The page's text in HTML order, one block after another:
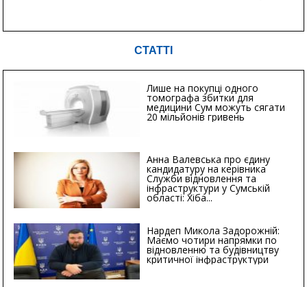
СТАТТІ
Лише на покупці одного
томографа збитки для
медицини Сум можуть сягати
20 мільйонів гривень
Анна Валевська про єдину
кандидатуру на керівника
Служби відновлення та
інфраструктури у Сумській
області: Хіба...
Нардеп Микола Задорожній:
Маємо чотири напрямки по
відновленню та будівництву
критичної інфраструктури